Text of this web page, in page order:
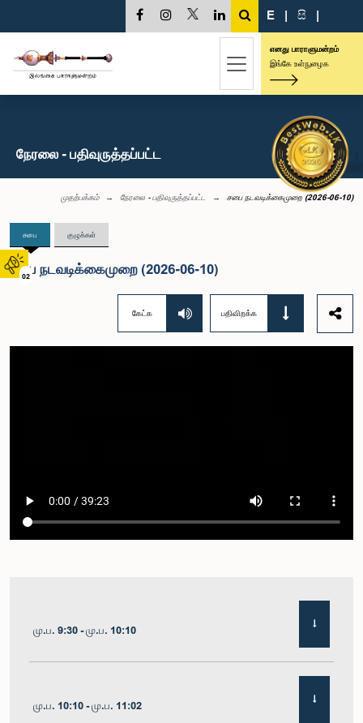
02
E | සි |
எனது பாராளுமன்றம்
இங்கே உள்நுழைக
நேரலை - பதிவுருத்தப்பட்ட
முதற்பக்கம் நேரலை - பதிவுருத்தப்பட்ட சபை நடவடிக்கைமுறை (2026-06-10)
சபை குழுக்கள்
சபை நடவடிக்கைமுறை (2026-06-10)
கேட்க பதிவிறக்க
மு.ப. 9:30 - மு.ப. 10:10
மு.ப. 10:10 - மு.ப. 11:02